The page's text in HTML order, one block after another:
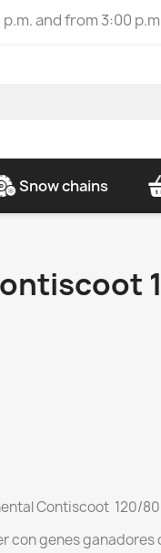
and from 3:00
Snow chains
Contiscoot 120/80
con genes ganadores